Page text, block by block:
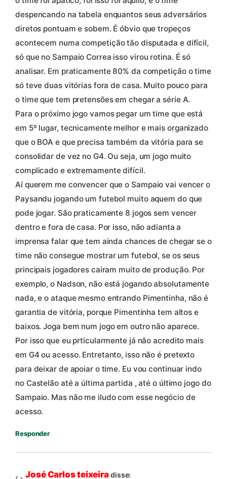
despencando na tabela enquantos seus adversários
diretos pontuam e sobem. É óbvio que tropeços
acontecem numa competição tão disputada e difícil,
só que no Sampaio Correa isso virou rotina. É só
analisar. Em praticamente 80% da competição o time
só teve duas vitórias fora de casa. Muito pouco para
o time que tem pretensões em chegar a série A.
Para o próximo jogo vamos pegar um time que está
em 5º lugar, tecnicamente melhor e mais organizado
que o BOA e que precisa também da vitória para se
consolidar de vez no G4. Ou seja, um jogo muito
complicado e extremamente difícil.
Aí querem me convencer que o Sampaio vai vencer o
Paysandu jogando um futebol muito aquem do que
pode jogar. São praticamente 8 jogos sem vencer
dentro e fora de casa. Por isso, não adianta a
imprensa falar que tem ainda chances de chegar se o
time não consegue mostrar um futebol, se os seus
principais jogadores cairam muito de produção. Por
exemplo, o Nadson, não está jogando absolutamente
nada, e o ataque mesmo entrando Pimentinha, não é
garantia de vitória, porque Pimentinha tem altos e
baixos. Joga bem num jogo em outro não aparece.
Por isso que eu prticularmente já não acredito mais
em G4 ou acesso. Entretanto, isso não é pretexto
para deixar de apoiar o time. Eu vou continuar indo
no Castelão até a última partida , até o último jogo do
Sampaio. Mas não me iludo com esse negócio de
acesso.
Responder
José Carlos teixeiradisse: